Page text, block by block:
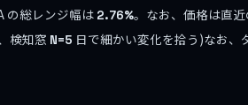
の総レンジ幅は 2.76%。なお、価格は直
検知窓 N=5 日で細かい変化を拾う)なお、